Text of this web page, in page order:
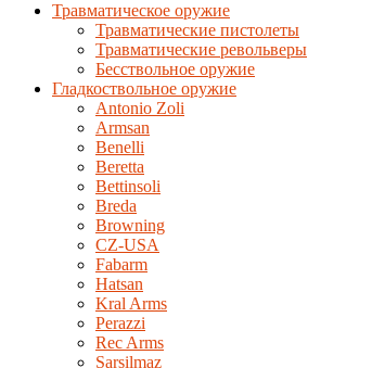
Травматическое оружие
Травматические пистолеты
Травматические револьверы
Бесствольное оружие
Гладкоствольное оружие
Antonio Zoli
Armsan
Benelli
Beretta
Bettinsoli
Breda
Browning
CZ-USA
Fabarm
Hatsan
Kral Arms
Perazzi
Rec Arms
Sarsilmaz